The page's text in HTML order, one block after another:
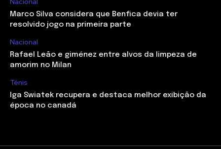
Marco Silva considera que Benfica devia ter
resolvido jogo na primeira parte
Nacional
Rafael Leão e giménez entre alvos da limpeza de
amorim no Milan
Ténis
Iga Swiatek recupera e destaca melhor exibição da
época no canadá